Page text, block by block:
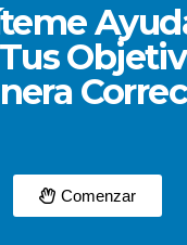
Comenzar